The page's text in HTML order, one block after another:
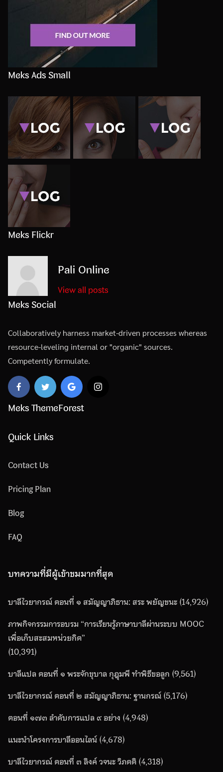
Meks Ads Small
Meks Flickr
Pali Online
View all posts
Meks Social
Collaboratively harness market-driven processes whereas
resource-leveling internal or "organic" sources.
Competently formulate.
Meks ThemeForest
Quick Links
Contact Us
Pricing Plan
Blog
FAQ
บทความที่มีผู้เข้าชมมากที่สุด
บาลีไวยากรณ์ ตอนที่ ๑ สมัญญาภิธาน: สระ พยัญชนะ(14,926)
ภาพกิจกรรมการอบรม “การเรียนรู้ภาษาบาลีผ่านระบบ MOOC
เพื่อเก็บสะสมหน่วยกิต”
(10,391)
บาลีแปล ตอนที่ ๑ พระจักขุบาล กุฎุมพี ทำพิธีขอลูก (9,561)
บาลีไวยากรณ์ ตอนที่ ๒ สมัญญาภิธาน: ฐานกรณ์(5,176)
ตอนที่ ๑๗๓ ลำดับการแปล ๙ อย่าง (4,948)
แนะนำโครงการบาลีออนไลน์(4,678)
บาลีไวยากรณ์ ตอนที่ ๓ ลิงค์ วจนะ วิภตติ(4,318)